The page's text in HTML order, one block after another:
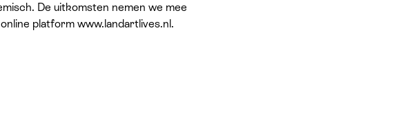
De uitkomsten nemen we mee
platform www.landartlives.nl.